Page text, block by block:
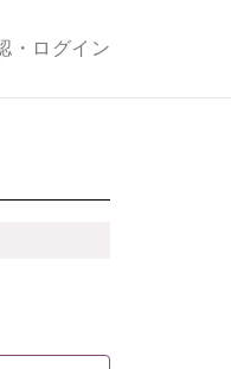
・ログイン